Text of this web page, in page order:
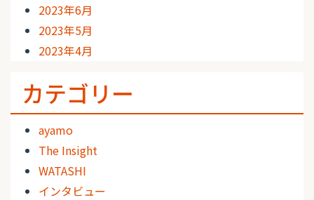
2023年6月
2023年5月
2023年4月
カテゴリー
ayamo
The Insight
WATASHI
インタビュー